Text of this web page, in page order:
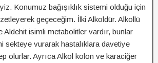
Konumuz bağışıklık sistemi olduğu için
geçeceğim. İlki Alkoldür. Alkollü
Aldehit isimli metabolitler vardır, bunlar
sekteye vurarak hastalıklara davetiye
olurlar. Ayrıca Alkol kolon ve karaciğer